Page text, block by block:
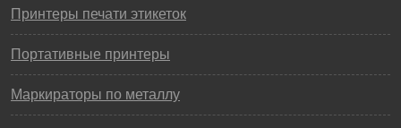
Принтеры печати этикеток
Портативные принтеры
Маркираторы по металлу